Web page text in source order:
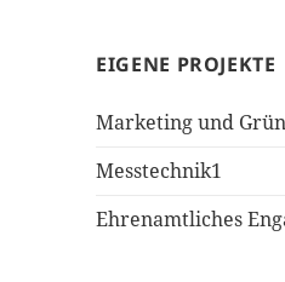
EIGENE PROJEKTE
Marketing und
Messtechnik1
Ehrenamtliches